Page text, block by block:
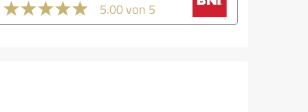
5.00 von 5